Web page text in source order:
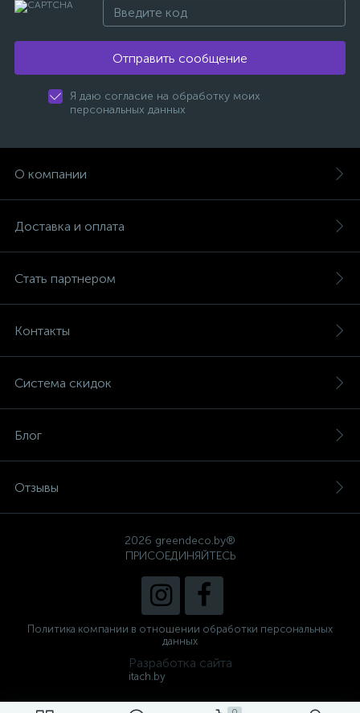
Отправить сообщение
Я даю согласие на обработку моих
персональных данных
О компании
Доставка и оплата
Стать партнером
Контакты
Система скидок
Блог
Отзывы
2026 greendeco.by®
ПРИСОЕДИНЯЙТЕСЬ
Политика компании в отношении обработки персональных
данных
Разработка сайта
itach.by